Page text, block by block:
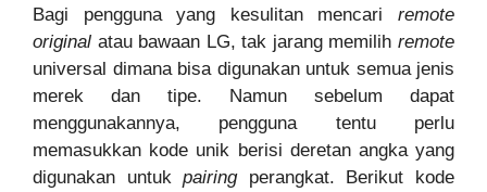
Bagi pengguna yang kesulitan mencari remote
original atau bawaan LG, tak jarang memilih remote
universal dimana bisa digunakan untuk semua jenis
merek dan tipe. Namun sebelum dapat
menggunakannya, pengguna tentu perlu
memasukkan kode unik berisi deretan angka yang
digunakan untukpairing perangkat. Berikut kode